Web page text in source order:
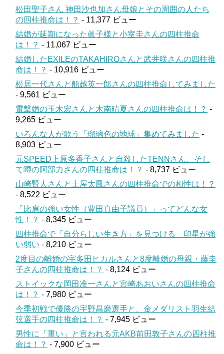
松田聖子さん 神田沙也加さん母娘とその周囲の人たち
の四柱推命は！？ - 11,377 ビュー
結婚が延期になった眞子様と小室圭さんの四柱推命
は！？ - 11,067 ビュー
結婚したEXILEのTAKAHIROさんと武井咲さんの四柱推
命は！？ - 10,916 ビュー
松居一代さんと船越英一郎さんの四柱推命してみました
- 9,561 ビュー
電撃婚の玉木宏さんと木南晴夏さんの四柱推命は！？ -
9,265 ビュー
いろんな人が歌う「瑠璃色の地球」集めてみました -
8,903 ビュー
元SPEED上原多香子さんと自殺したTENNさん、そし
て噂の阿部力さんの四柱推命は！？ - 8,737 ビュー
山崎賢人さんと土屋太鳳さんの四柱推命での相性は！？
- 8,522 ビュー
「比肩の強い女性（豊田真由子議員）」ってどんな女
性！？ - 8,345 ビュー
四柱推命で「自分らしい生き方」を見つける 印星が強
い弱い - 8,210 ビュー
2度目の離婚の宇多田ヒカルさんと8度離婚の母親・藤圭
子さんの四柱推命は！？ - 8,124 ビュー
ストイックな岡田准一さんと宮崎あおいさんの四柱推命
は！？ - 7,980 ビュー
今季初戦で優勝の宇野昌磨選手と、金メダリスト羽生結
弦選手の四柱推命は！？ - 7,945 ビュー
男性に「重い」と言われる元AKB前田敦子さんの四柱推
命は！？ - 7,900 ビュー